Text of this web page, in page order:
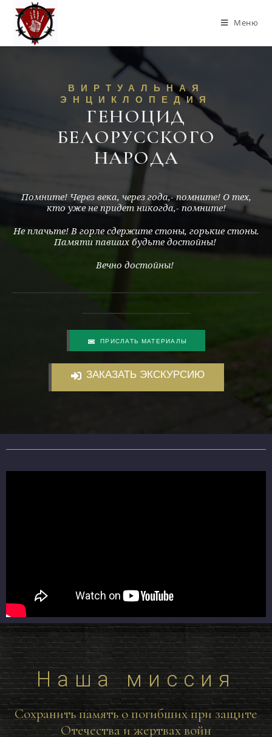
Меню
ВИРТУАЛЬНАЯ
ЭНЦИКЛОПЕДИЯ
ГЕНОЦИД
БЕЛОРУССКОГО
НАРОДА
Помните! Через века, через года,- помните! О тех,
кто уже не придет никогда,- помните!
Не плачьте! В горле сдержите стоны, горькие стоны.
Памяти павших будьте достойны!
Вечно достойны!
ПРИСЛАТЬ МАТЕРИАЛЫ
ЗАКАЗАТЬ ЭКСКУРСИЮ
Наша миссия
Сохранить память о погибших при защите
Отечества и жертвах войн